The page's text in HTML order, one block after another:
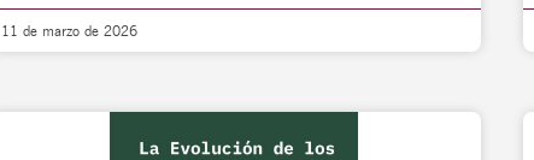
11 de marzo de 2026